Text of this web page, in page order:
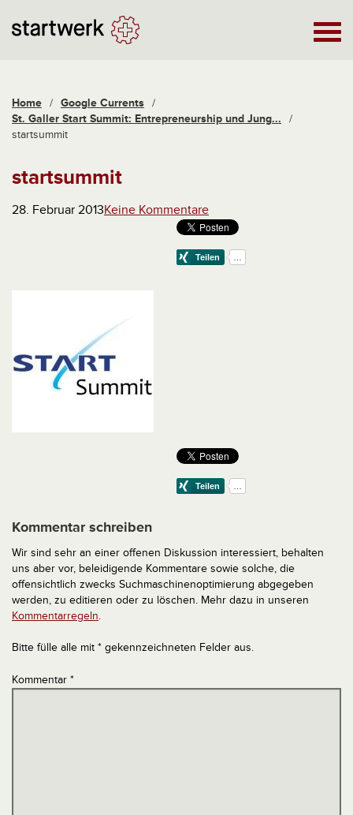
Home / Google Currents /
St. Galler Start Summit: Entrepreneurship und Jung...
/
startsummit
startsummit
28. Februar 2013Keine Kommentare
Kommentar schreiben
Wir sind sehr an einer offenen Diskussion interessiert, behalten
uns aber vor, beleidigende Kommentare sowie solche, die
offensichtlich zwecks Suchmaschinenoptimierung abgegeben
werden, zu editieren oder zu löschen. Mehr dazu in unseren
Kommentarregeln.
Bitte fülle alle mit * gekennzeichneten Felder aus.
Kommentar *